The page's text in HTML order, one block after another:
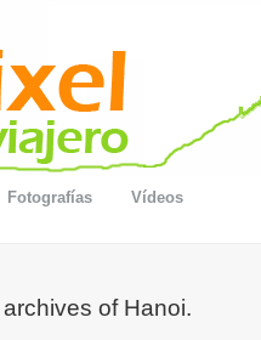
Fotografías Vídeos
of Hanoi.